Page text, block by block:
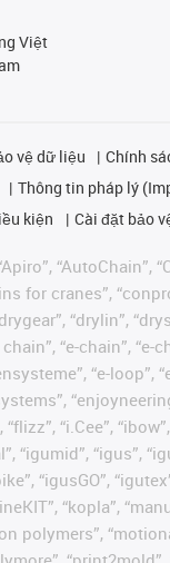
Việt
vệ dữ liệu
Chính
Thông tin pháp lý
kiện
Cài đặt bảo
“AutoChain”,
for cranes”,
“drylin”,
“e-chain”, “e-
“e-loop”,
“i.Cee”,
“igumid”, “igus”,
“igusGO”,
“kopla”,
polymers”,